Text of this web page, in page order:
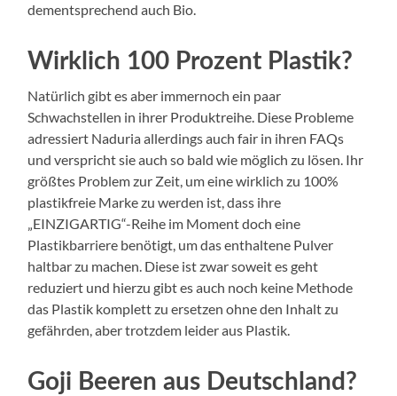
dementsprechend auch Bio.
Wirklich 100 Prozent Plastik?
Natürlich gibt es aber immernoch ein paar
Schwachstellen in ihrer Produktreihe. Diese Probleme
adressiert Naduria allerdings auch fair in ihren FAQs
und verspricht sie auch so bald wie möglich zu lösen. Ihr
größtes Problem zur Zeit, um eine wirklich zu 100%
plastikfreie Marke zu werden ist, dass ihre
„EINZIGARTIG“-Reihe im Moment doch eine
Plastikbarriere benötigt, um das enthaltene Pulver
haltbar zu machen. Diese ist zwar soweit es geht
reduziert und hierzu gibt es auch noch keine Methode
das Plastik komplett zu ersetzen ohne den Inhalt zu
gefährden, aber trotzdem leider aus Plastik.
Goji Beeren aus Deutschland?